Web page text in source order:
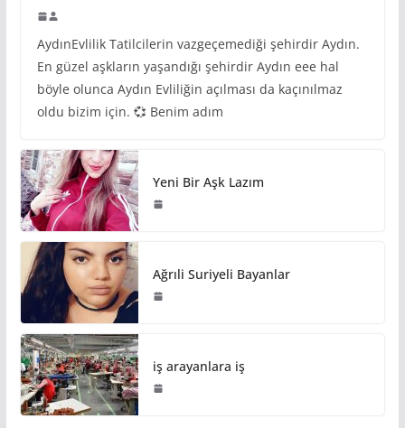
AydınEvlilik Tatilcilerin vazgeçemediği şehirdir Aydın.
En güzel aşkların yaşandığı şehirdir Aydın eee hal
böyle olunca Aydın Evliliğin açılması da kaçınılmaz
oldu bizim için. 💞 Benim adım
Yeni Bir Aşk Lazım
Ağrıli Suriyeli Bayanlar
iş arayanlara iş